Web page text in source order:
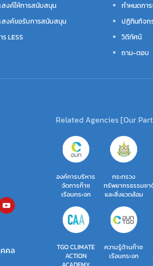
สงค์ให้การสนับสนุน
สงค์ขอรับการสนับสนุน
LESS
กำหนดกา
ปฏิทินกิจก
วิดีทัศน์
ถาม-ตอบ
คล
Related Agencies [Our
องค์การบริหาร
จัดการก๊าซ
เรือนกระจก
กระทรวง
ทรัพยากรธรรมชา
และสิ่งแวดล้อม
TGO CLIMATE
ACTION
ความรู้ด้านก๊าซ
เรือนกระจก